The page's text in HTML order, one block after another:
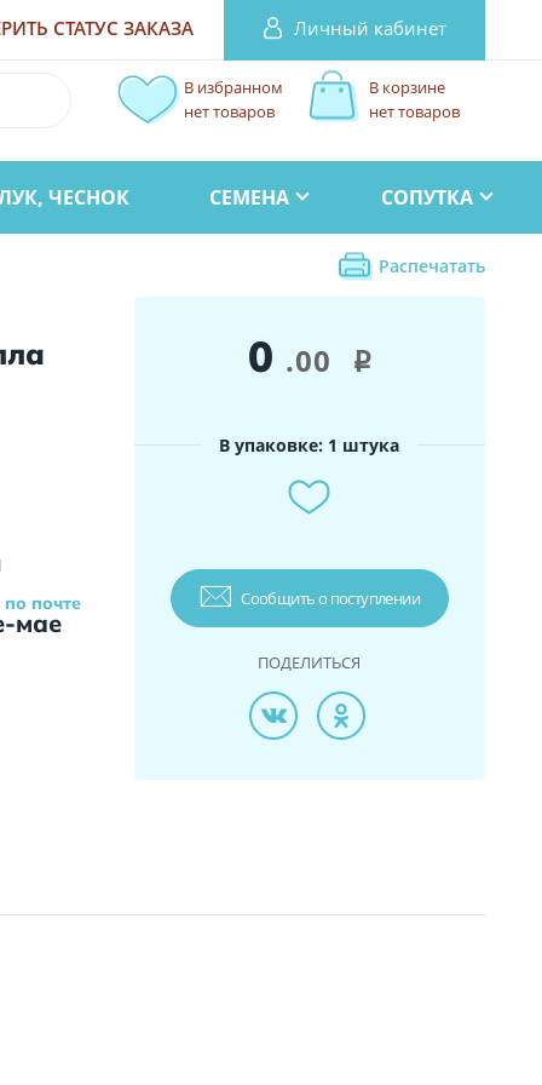
СТАТУС ЗАКАЗА Личный кабинет
В корзине
нет товаров
В избранном
нет товаров
ЧЕСНОК СЕМЕНА СОПУТКА
Распечатать
почте
мае
0 .00 i
В упаковке: 1 штука
Сообщить о поступлении
ПОДЕЛИТЬСЯ